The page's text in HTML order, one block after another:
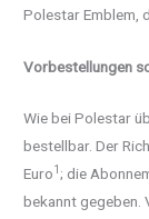
Polestar Emblem,
Vorbestellungen
Wie bei Polestar
bestellbar. Der
Euro1 ; die
bekannt gegeben.